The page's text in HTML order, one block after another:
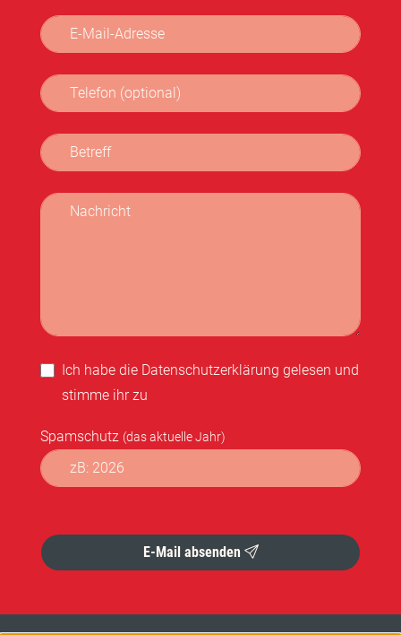
E-Mail-Adresse
Telefon (optional)
Betreff
Nachricht
Ich habe die Datenschutzerklärung gelesen und
stimme ihr zu
Spamschutz (das aktuelle Jahr)
Formular abschicken
E-Mail absenden